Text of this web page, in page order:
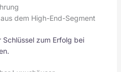
dem High-End-Segment
zum Erfolg bei